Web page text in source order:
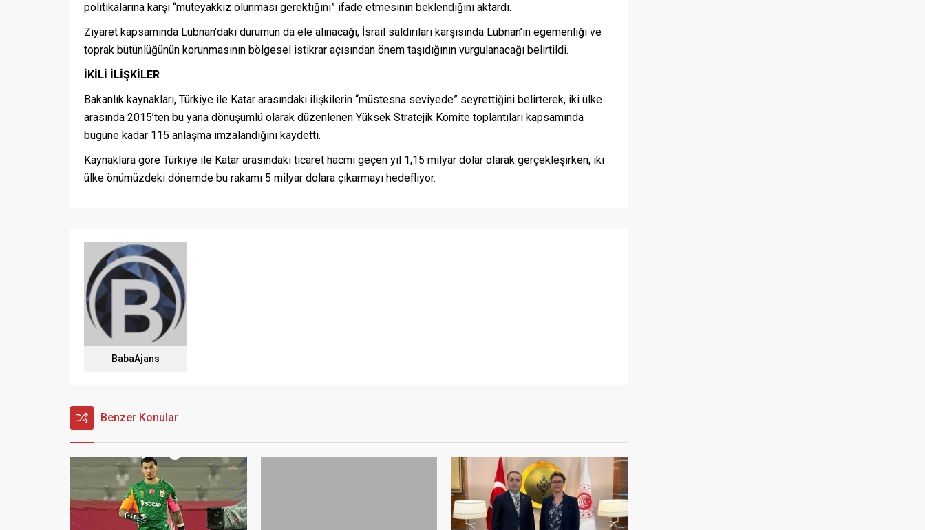
politikalarına karşı “müteyakkız olunması gerektiğini” ifade etmesinin beklendiğini aktardı.
Ziyaret kapsamında Lübnan’daki durumun da ele alınacağı, İsrail saldırıları karşısında Lübnan’ın egemenliği ve
toprak bütünlüğünün korunmasının bölgesel istikrar açısından önem taşıdığının vurgulanacağı belirtildi.
İ KİLİ İLİŞKİLER
Bakanlık kaynakları, Türkiye ile Katar arasındaki ilişkilerin “müstesna seviyede” seyrettiğini belirterek, iki ülke
arasında 2015’ten bu yana dönüşümlü olarak düzenlenen Yüksek Stratejik Komite toplantıları kapsamında
bugüne kadar 115 anlaşma imzalandığını kaydetti.
Kaynaklara göre Türkiye ile Katar arasındaki ticaret hacmi geçen yıl 1,15 milyar dolar olarak gerçekleşirken, iki
ülke önümüzdeki dönemde bu rakamı 5 milyar dolara çıkarmayı hedefliyor.
BabaAjans
Benzer Konular